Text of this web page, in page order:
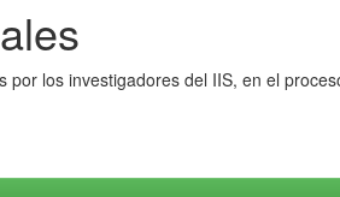
los investigadores del IIS, en el